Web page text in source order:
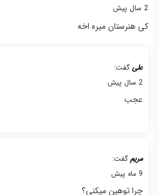
2 سال پیش
کی هنرستان میره اخه
علی گفت:
2 سال پیش
عجب
مریم گفت:
9 ماه پیش
چرا توهین میکنی؟